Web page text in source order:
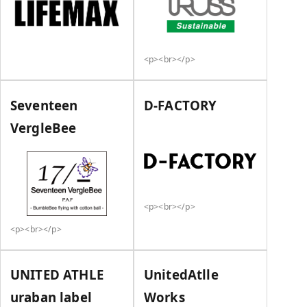
<p><br></p>
Seventeen
VergleBee
<p><br></p>
D-FACTORY
<p><br></p>
UNITED ATHLE
uraban label
UnitedAtlle
Works